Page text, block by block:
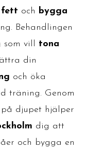
fett och bygga
Behandlingen
vill tona
din
och öka
träning. Genom
djupet hjälper
dig att
och bygga en